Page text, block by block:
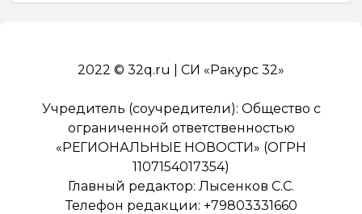
2022 © 32q.ru | СИ «Ракурс 32»
Учредитель (соучредители): Общество с
ограниченной ответственностью
«РЕГИОНАЛЬНЫЕ НОВОСТИ» (ОГРН
1107154017354)
Главный редактор: Лысенков С.С.
Телефон редакции: +79803331660